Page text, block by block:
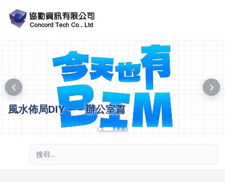
風水佈局DIY－－辦公室篇